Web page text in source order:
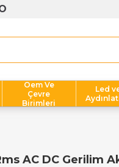
Oem Ve
Çevre
Birimleri
Led
AC DC Gerilim